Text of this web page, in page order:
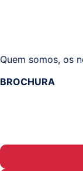
Quem somos, os
BROCHURA